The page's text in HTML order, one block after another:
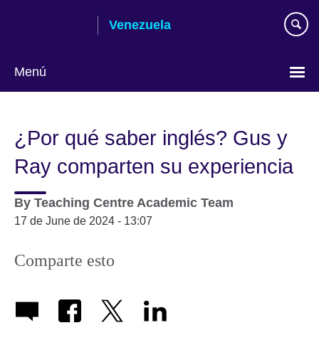
Venezuela
Menú
idioma
¿Por qué saber inglés? Gus y
Ray comparten su experiencia
By Teaching Centre Academic Team
17 de June de 2024 - 13:07
Comparte esto